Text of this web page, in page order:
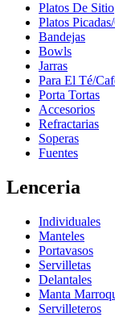
Platos De Sitio
Platos
Bandejas
Bowls
Jarras
Para El Té/
Porta Tortas
Accesorios
Refractarias
Soperas
Fuentes
Lenceria
Individuales
Manteles
Portavasos
Servilletas
Delantales
Manta
Servilleteros